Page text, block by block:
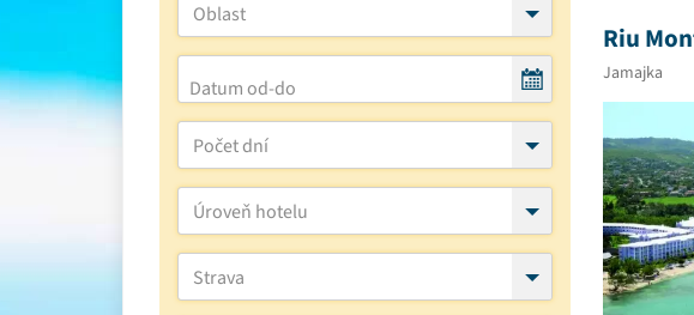
Riu
Jamajka
Oblast
Počet dní
Úroveň hotelu
Strava